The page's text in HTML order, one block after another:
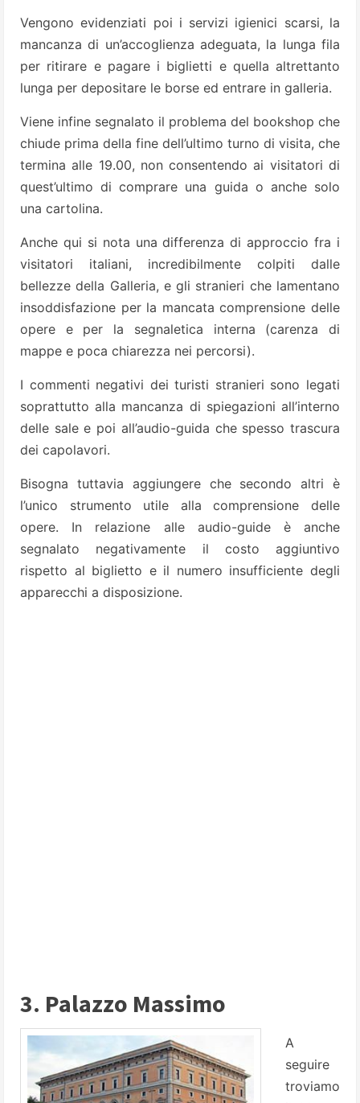
Vengono evidenziati poi i servizi igienici scarsi, la
mancanza di un’accoglienza adeguata, la lunga fila
per ritirare e pagare i biglietti e quella altrettanto
lunga per depositare le borse ed entrare in galleria.
Viene infine segnalato il problema del bookshop che
chiude prima della fine dell’ultimo turno di visita, che
termina alle 19.00, non consentendo ai visitatori di
quest’ultimo di comprare una guida o anche solo
una cartolina.
Anche qui si nota una differenza di approccio fra i
visitatori italiani, incredibilmente colpiti dalle
bellezze della Galleria, e gli stranieri che lamentano
insoddisfazione per la mancata comprensione delle
opere e per la segnaletica interna (carenza di
mappe e poca chiarezza nei percorsi).
I commenti negativi dei turisti stranieri sono legati
soprattutto alla mancanza di spiegazioni all’interno
delle sale e poi all’audio-guida che spesso trascura
dei capolavori.
Bisogna tuttavia aggiungere che secondo altri è
l’unico strumento utile alla comprensione delle
opere. In relazione alle audio-guide è anche
segnalato negativamente il costo aggiuntivo
rispetto al biglietto e il numero insufficiente degli
apparecchi a disposizione.
3. Palazzo Massimo
A
seguire
troviamo